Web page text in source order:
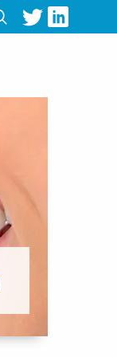
Twitter